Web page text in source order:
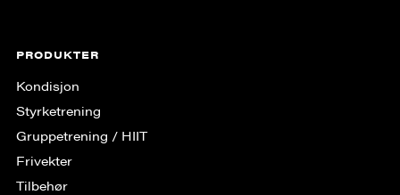
PRODUKTER
Kondisjon
Styrketrening
Gruppe­trening / HIIT
Frivekter
Tilbehør